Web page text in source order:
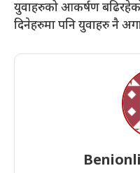
युवाहरुको आकर्षण
दिनेहरुमा पनि युवाहरु नै